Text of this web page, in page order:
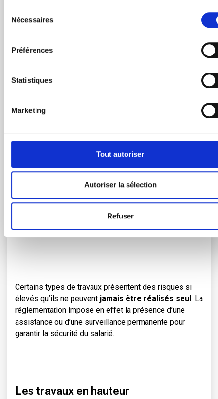
Nécessaires
Préférences
Statistiques
Marketing
Tout autoriser
Autoriser la sélection
Refuser
BTP, de la maintenance et des services. Dans ces
tâches seuls et se déplacent souvent.
En outre, sur certains sites industriels, l’environnement
isolé en raison de l’organisation du travail ou de la
configuration de l’outil de production : espaces
Travaux interdits dans le cas
d’un travailleur isolé
Certains types de travaux présentent des risques si
élevés qu’ils ne peuvent jamais être réalisés seul . La
réglementation impose en effet la présence d’une
assistance ou d’une surveillance permanente pour
garantir la sécurité du salarié.
Les travaux en hauteur